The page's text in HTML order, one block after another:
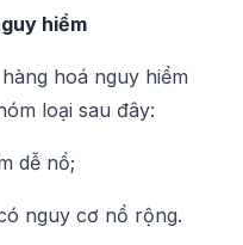
hiểm
hoá nguy hiểm
loại sau đây:
dễ nổ;
nguy cơ nổ rộng.